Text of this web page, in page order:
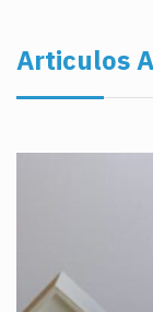
Articulos